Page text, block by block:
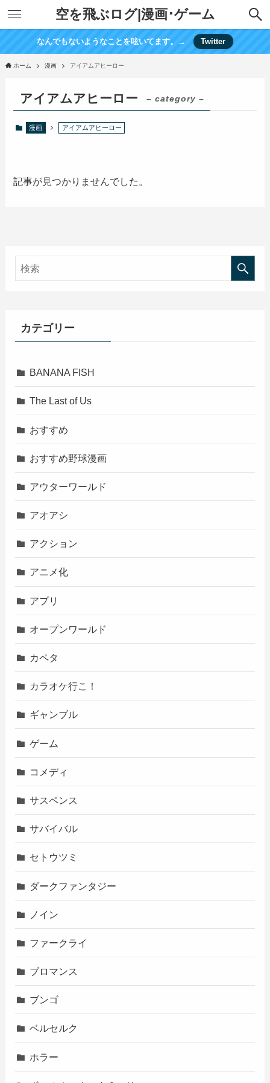
空を飛ぶログ|漫画･ゲーム
なんでもないようなことを呟いてます。→ Twitter
ホーム 漫画 アイアムアヒーロー
アイアムアヒーロー – category –
漫画 アイアムアヒーロー
記事が見つかりませんでした。
カテゴリー
BANANA FISH
The Last of Us
おすすめ
おすすめ野球漫画
アウターワールド
アオアシ
アクション
アニメ化
アプリ
オープンワールド
カペタ
カラオケ行こ！
ギャンブル
ゲーム
コメディ
サスペンス
サバイバル
セトウツミ
ダークファンタジー
ノイン
ファークライ
ブロマンス
ブンゴ
ベルセルク
ホラー